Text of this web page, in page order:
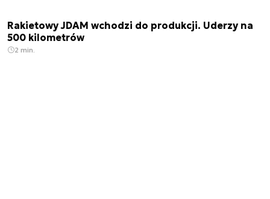
Rakietowy JDAM wchodzi do produkcji. Uderzy na
500 kilometrów
2 min.